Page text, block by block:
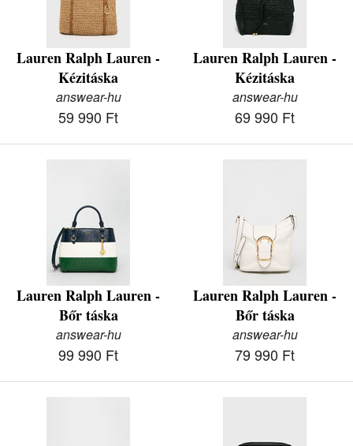
Lauren Ralph Lauren -
Kézitáska
answear-hu
59 990 Ft
Lauren Ralph Lauren -
Kézitáska
answear-hu
69 990 Ft
Lauren Ralph Lauren -
Bőr táska
answear-hu
99 990 Ft
Lauren Ralph Lauren -
Bőr táska
answear-hu
79 990 Ft